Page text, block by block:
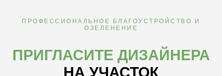
ПРОФЕССИОНАЛЬНОЕ БЛАГОУСТРОЙСТВО И
ОЗЕЛЕНЕНИЕ
ПРИГЛАСИТЕ ДИЗАЙНЕРА
НА УЧАСТОК